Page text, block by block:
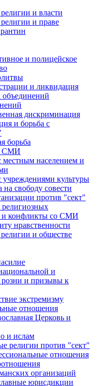
и власти
и праве
и полицейское
и ликвидация
объединений
дискриминация
и борьба с
борьба
СМИ
населением и
культуры
на свободу совести
против "сект"
и конфликты со СМИ
нравственности
и обществе
и
розни и призывы к
экстремизму
отношения
Церковь и
и ислам
религии против "сект"
отношения
организаций
юрисдикции